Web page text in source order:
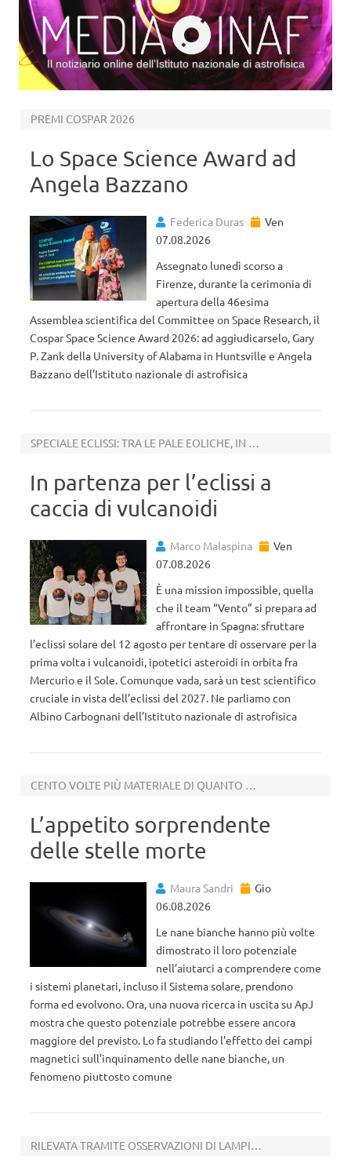
Il notiziario online dell’Istituto nazionale di astrofisica
PREMI COSPAR 2026
Lo Space Science Award ad
Angela Bazzano
Federica Duras
Ven
07.08.2026
Assegnato lunedì scorso a
Firenze, durante la cerimonia di
apertura della 46esima
Assemblea scientifica del Committee on Space Research, il
Cospar Space Science Award 2026: ad aggiudicarselo, Gary
P. Zank della University of Alabama in Huntsville e Angela
Bazzano dell’Istituto nazionale di astrofisica
SPECIALE ECLISSI: TRA LE PALE EOLICHE, IN CERCA DI ASTEROIDI LEGGENDARI
In partenza per l’eclissi a
caccia di vulcanoidi
Marco Malaspina
Ven
07.08.2026
È una mission impossible, quella
che il team “Vento” si prepara ad
affrontare in Spagna: sfruttare
l’eclissi solare del 12 agosto per tentare di osservare per la
prima volta i vulcanoidi, ipotetici asteroidi in orbita fra
Mercurio e il Sole. Comunque vada, sarà un test scientifico
cruciale in vista dell’eclissi del 2027. Ne parliamo con
Albino Carbognani dell’Istituto nazionale di astrofisica
CENTO VOLTE PIÙ MATERIALE DI QUANTO PREVISTO FINORA
L’appetito sorprendente
delle stelle morte
Maura Sandri
Gio
06.08.2026
Le nane bianche hanno più volte
dimostrato il loro potenziale
nell’aiutarci a comprendere come
i sistemi planetari, incluso il Sistema solare, prendono
forma ed evolvono. Ora, una nuova ricerca in uscita su ApJ
mostra che questo potenziale potrebbe essere ancora
maggiore del previsto. Lo fa studiando l’effetto dei campi
magnetici sull’inquinamento delle nane bianche, un
fenomeno piuttosto comune
RILEVATA TRAMITE OSSERVAZIONI DI LAMPI RADIO VELOCI